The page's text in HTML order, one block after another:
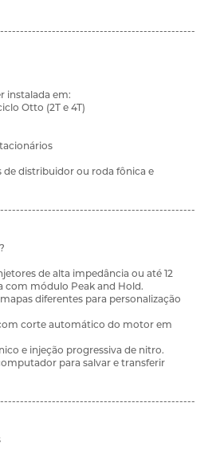
instalada em:
Otto (2T e 4T)
distribuidor ou roda fônica e
de alta impedância ou até 12
com módulo Peak and Hold.
diferentes para personalização
corte automático do motor em
e injeção progressiva de nitro.
para salvar e transferir